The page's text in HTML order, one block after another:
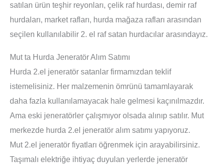
satılan ürün teşhir reyonları, çelik raf hurdası, demir raf
hurdaları, market rafları, hurda mağaza rafları arasından
seçilen kullanılabilir 2. el raf satan hurdacılar arasındayız.
Mut ta Hurda Jeneratör Alım Satımı
Hurda 2.el jeneratör satanlar firmamızdan teklif
istemelisiniz. Her malzemenin ömrünü tamamlayarak
daha fazla kullanılamayacak hale gelmesi kaçınılmazdır.
Ama eski jeneratörler çalışmıyor olsada alınıp satılır. Mut
merkezde hurda 2.el jeneratör alım satımı yapıyoruz.
Mut 2.el jeneratör fiyatları öğrenmek için arayabilirsiniz.
Taşımalı elektriğe ihtiyaç duyulan yerlerde jeneratör